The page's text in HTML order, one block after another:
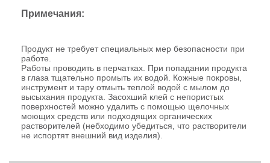
Примечания:
Продукт не требует специальных мер безопасности при
работе.
Работы проводить в перчатках. При попадании продукта
в глаза тщательно промыть их водой. Кожные покровы,
инструмент и тару отмыть теплой водой с мылом до
высыхания продукта. Засохший клей с непористых
поверхностей можно удалить с помощью щелочных
моющих средств или подходящих органических
растворителей (небходимо убедиться, что растворители
не испортят внешний вид изделия).